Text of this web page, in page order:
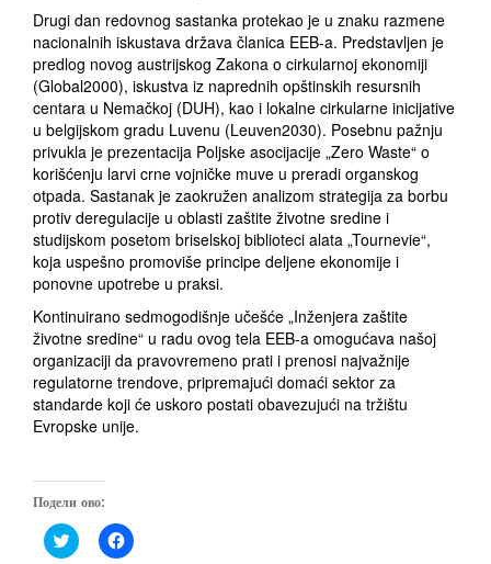
Drugi dan redovnog sastanka protekao je u znaku razmene
nacionalnih iskustava država članica EEB-a. Predstavljen je
predlog novog austrijskog Zakona o cirkularnoj ekonomiji
(Global2000), iskustva iz naprednih opštinskih resursnih
centara u Nemačkoj (DUH), kao i lokalne cirkularne inicijative
u belgijskom gradu Luvenu (Leuven2030). Posebnu pažnju
privukla je prezentacija Poljske asocijacije „Zero Waste“ o
korišćenju larvi crne vojničke muve u preradi organskog
otpada. Sastanak je zaokružen analizom strategija za borbu
protiv deregulacije u oblasti zaštite životne sredine i
studijskom posetom briselskoj biblioteci alata „Tournevie“,
koja uspešno promoviše principe deljene ekonomije i
ponovne upotrebe u praksi.
Kontinuirano sedmogodišnje učešće „Inženjera zaštite
životne sredine“ u radu ovog tela EEB-a omogućava našoj
organizaciji da pravovremeno prati i prenosi najvažnije
regulatorne trendove, pripremajući domaći sektor za
standarde koji će uskoro postati obavezujući na tržištu
Evropske unije.
Подели ово:
C
l
C
l